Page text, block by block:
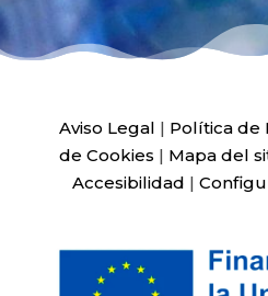
Aviso Legal | Política de
de Cookies | Mapa del
Accesibilidad |